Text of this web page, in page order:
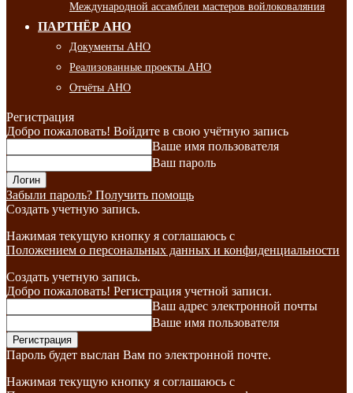
Международной ассамблеи мастеров войлоковаляния
ПАРТНЁР АНО
Документы АНО
Реализованные проекты АНО
Отчёты АНО
Регистрация
Добро пожаловать! Войдите в свою учётную запись
Ваше имя пользователя
Ваш пароль
Забыли пароль? Получить помощь
Создать учетную запись.
Нажимая текущую кнопку я соглашаюсь с
Положением о персональных данных и конфиденциальности
Создать учетную запись.
Добро пожаловать! Регистрация учетной записи.
Ваш адрес электронной почты
Ваше имя пользователя
Пароль будет выслан Вам по электронной почте.
Нажимая текущую кнопку я соглашаюсь с